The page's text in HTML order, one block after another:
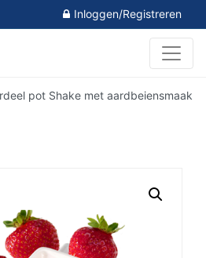
Inloggen/Registreren
pot Shake met aardbeiensmaak